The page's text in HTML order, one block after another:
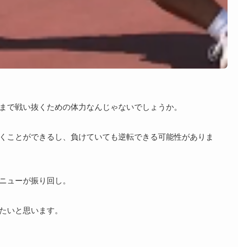
戦い抜くための体力なんじゃないでしょうか。
ことができるし、負けていても逆転できる可能性がありま
ューが振り回し。
いと思います。